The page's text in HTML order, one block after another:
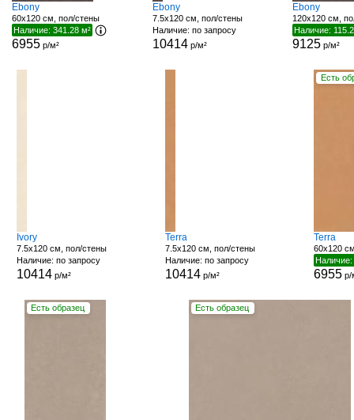
Ebony
60x120 см, пол/стены
Наличие: 341.28 м²
6955 р/м²
Ebony
7.5x120 см, пол/стены
Наличие: по запросу
10414р/м²
Ebony
120x120 см,
Наличие:
9125р/м²
Ivory
7.5x120 см, пол/стены
Наличие: по запросу
10414р/м²
Terra
7.5x120 см, пол/стены
Наличие: по запросу
10414 р/м²
Есть
Terra
60x120
Наличие:
6955 р/
Есть образец Есть образец